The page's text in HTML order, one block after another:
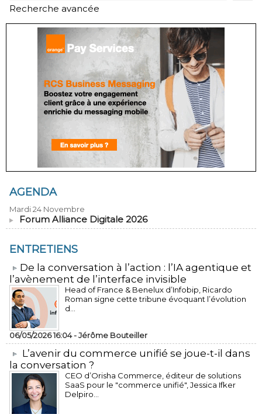
Recherche avancée
AGENDA
Mardi 24 Novembre
Forum Alliance Digitale 2026
ENTRETIENS
​De la conversation à l’action : l’IA agentique et
l’avènement de l’interface invisible
Head of France & Benelux d’Infobip, Ricardo
Roman signe cette tribune évoquant l’évolution
d...
06/05/2026 16:04 -Jérôme Bouteiller
L’avenir du commerce unifié se joue-t-il dans
la conversation ?
CEO d’Orisha Commerce, éditeur de solutions
SaaS pour le "commerce unifié", Jessica Ifker
Delpiro...